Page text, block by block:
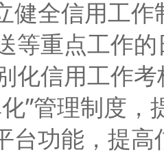
健全信用工
等重点工作
化信用工作
”管理制度
台功能，提高